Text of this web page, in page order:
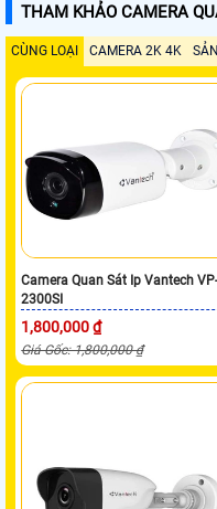
THAM KHẢO CAMERA
CÙNG LOẠI CAMERA 2K 4K
Camera Quan Sát Ip Vantech
2300SI
1,800,000 ₫
Giá Gốc: 1,800,000 ₫